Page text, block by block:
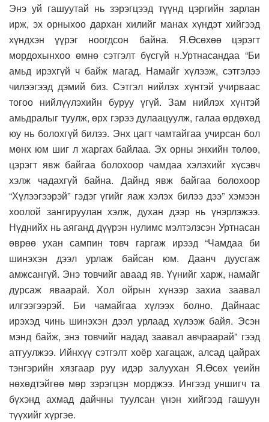
Энэ уй гашуутай нь зэрэгцээд түүнд цэргийн зарлан
ирж, эх орныхоо дархан хилийг манах хүндэт хийгээд
хүндхэн үүрэг ноогдсон байна. Я.Өсөхөө цэрэгт
мордохынхоо өмнө сэтгэлт бүсгүй н.Уртнасандаа “Би
амьд ирэхгүй ч байж магад. Намайг хүлээж, сэтгэлээ
чилээгээд дэмий биз. Сэтгэл нийлэх хүнтэй учирваас
тогоо нийлүүлэхийн буруу үгүй. Зам нийлэх хүнтэй
амьдралыг туулж, өрх гэрээ дулаацуулж, галаа өрдөхөд
юу нь болохгүй билээ. Энх цагт чамтайгаа учирсан бол
мөнх юм шиг л жаргах байлаа. Эх орны энхийн төлөө,
цэрэгт явж байгаа болохоор чамдаа хэлэхийг хүсэвч
хэлж чадахгүй байна. Дайнд явж байгаа болохоор
“Хүлээгээрэй” гэдэг үгийг яаж хэлэх билээ дээ” хэмээн
хоолой зангируулан хэлж, духан дээр нь үнэрлэжээ.
Нүднийх нь аяганд дүүрэн нулимс мэлтэлзсэн Уртнасан
өврөө ухан сампин товч гаргаж ирээд “Чамдаа би
шинэхэн дээл урлаж байсан юм. Даанч дуусгаж
амжсангүй. Энэ товчийг аваад яв. Үүнийг харж, намайг
дурсаж яваарай. Хол ойрын хүнээр захиа заавал
илгээгээрэй. Би чамайгаа хүлээх болно. Дайнаас
ирэхэд чинь шинэхэн дээл урлаад хүлээж байя. Эсэн
мэнд байж, энэ товчийг надад заавал авчраарай” гээд
атгуулжээ. Ийнхүү сэтгэлт хоёр хагацаж, алсад цайрах
тэнгэрийн хязгаар руу идэр залуухан Я.Өсөх үеийн
нөхөдтэйгөө мөр зэрэгцэн морджээ. Ингээд уншигч та
бүхэнд ахмад дайчны туулсан үнэн хийгээд гашуун
түүхийг хүргэе.